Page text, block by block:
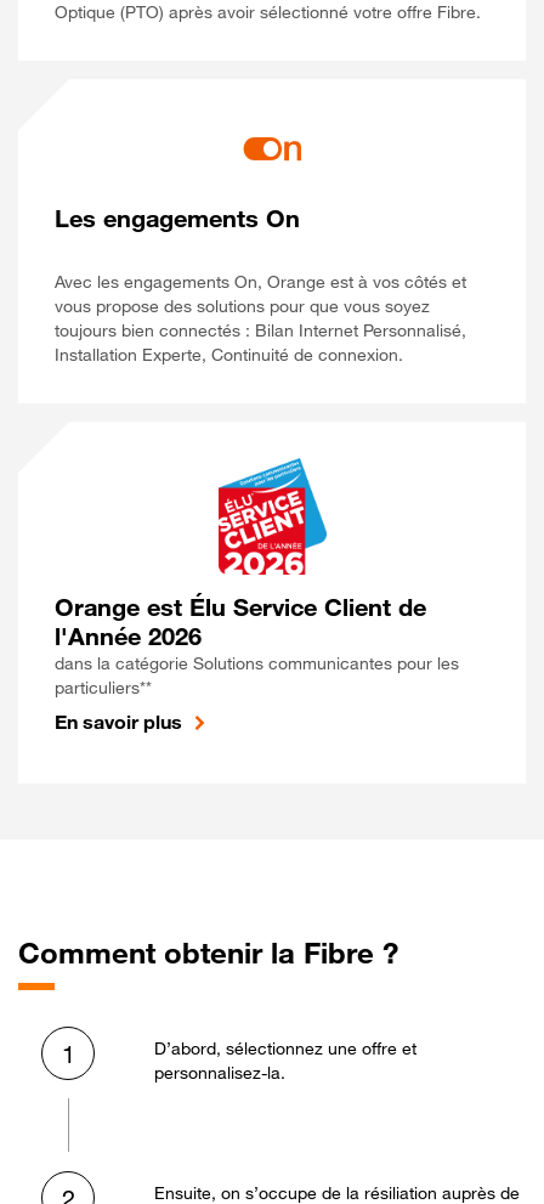
Optique (PTO) après avoir sélectionné votre offre Fibre.
Les engagements On
Avec les engagements On, Orange est à vos côtés et
vous propose des solutions pour que vous soyez
toujours bien connectés : Bilan Internet Personnalisé,
Installation Experte, Continuité de connexion.
Orange est Élu Service Client de
l'Année 2026
dans la catégorie Solutions communicantes pour les
particuliers**
En savoir plus
Comment obtenir la Fibre ?
1
D’abord, sélectionnez une offre et
personnalisez-la.
Ensuite, on s’occupe de la résiliation auprès de